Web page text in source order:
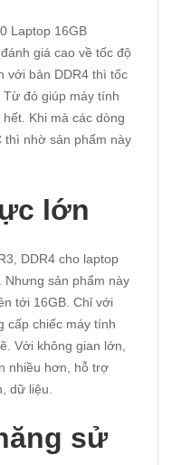
Laptop 16GB
giá cao về tốc độ
với bản DDR4 thì tốc
đó giúp máy tính
Khi mà các dòng
thì nhờ sản phẩm này
lớn
DDR4 cho laptop
Nhưng sản phẩm này
tới 16GB. Chỉ với
cấp chiếc máy tính
Với không gian lớn,
nhiều hơn, hỗ trợ
dữ liệu.
sử